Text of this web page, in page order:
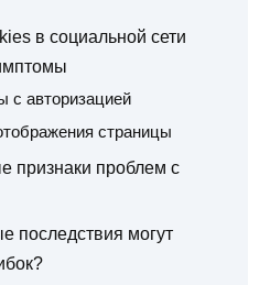
в социальной сети
с авторизацией
страницы
признаки проблем с
последствия могут